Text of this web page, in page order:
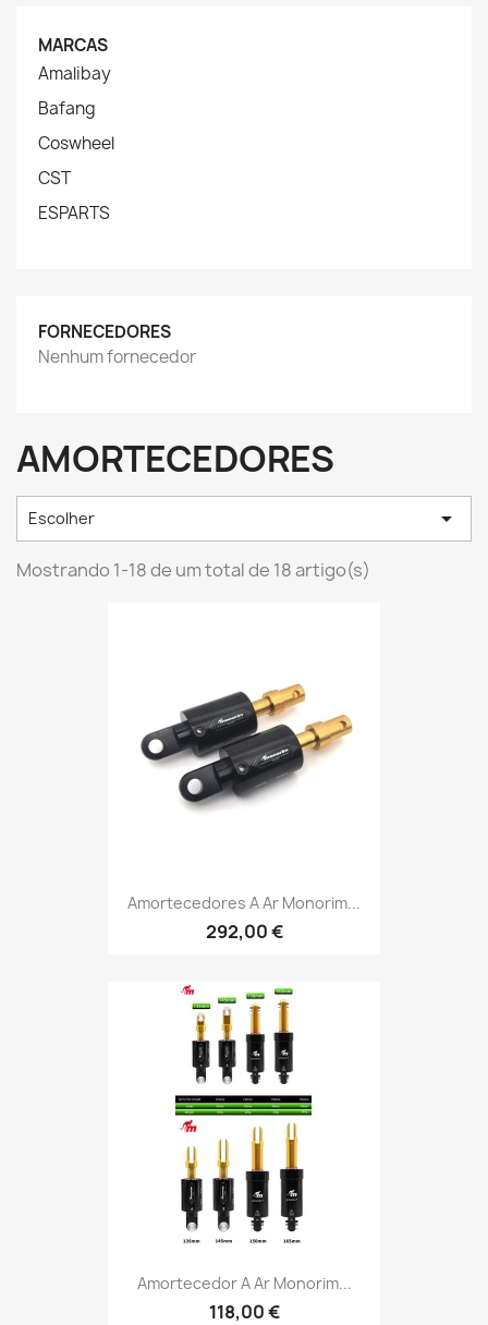
MARCAS
Amalibay
Bafang
Coswheel
CST
ESPARTS
FORNECEDORES
Nenhum fornecedor
AMORTECEDORES
Escolher 
Mostrando 1-18 de um total de 18 artigo(s)
Amortecedores A Ar Monorim...
292,00 €
Amortecedor A Ar Monorim...
118,00 €